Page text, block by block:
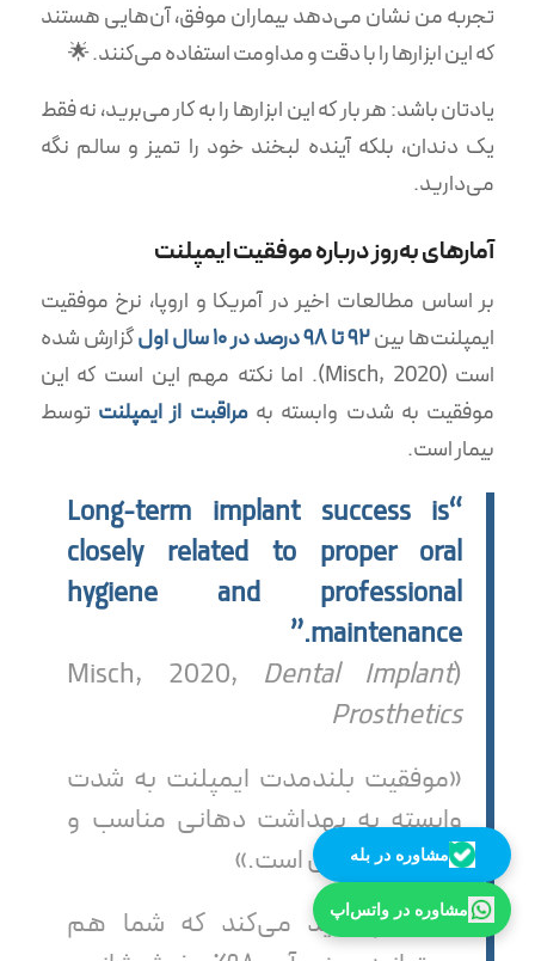
تجربه من نشان می‌دهد بیماران موفق، آن‌هایی هستند
که این ابزارها را با دقت و مداومت استفاده می‌کنند. 🌟
یادتان باشد: هر بار که این ابزارها را به کار می‌برید، نه فقط
یک دندان، بلکه آینده لبخند خود را تمیز و سالم نگه
می‌دارید.
آمارهای به‌روز درباره موفقیت ایمپلنت
بر اساس مطالعات اخیر در آمریکا و اروپا، نرخ موفقیت
ایمپلنت‌ها بین۹۲ تا ۹۸ درصد در ۱۰ سال اول
گزارش شده
است (Misch, 2020). اما نکته مهم این است که این
موفقیت به شدت وابسته بهمراقبت از ایمپلنت توسط
بیمار است.
“Long-term implant success is
closely related to proper oral
hygiene and professional
maintenance.”
(Misch, 2020,
Dental Implant
Prosthetics
«موفقیت بلندمدت ایمپلنت به شدت
وابسته به بهداشت دهانی مناسب و
مراقبت حرفه‌ای است.»
این آمار تأکید می‌کند که شما هم
مشاوره در بله
مشاوره در واتس‌اپ